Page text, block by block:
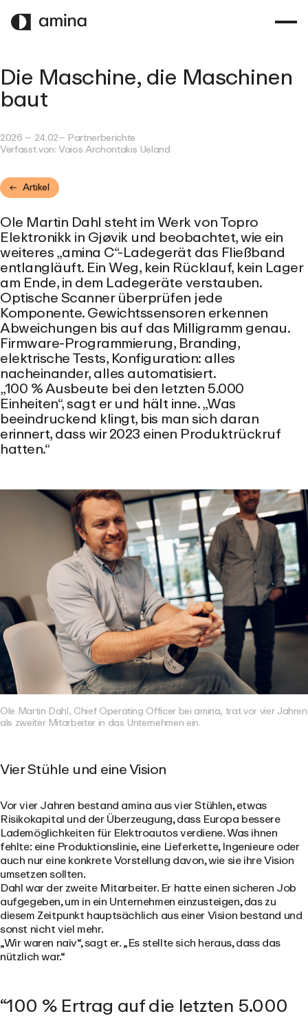
HAUPTINHALT
SPRINGEN
Die Maschine, die Maschinen
baut
2026 – 24.02– Partnerberichte
Verfasst von: VaiosArchontakis Ueland
Artikel
Ole Martin Dahl steht im Werk von Topro
Elektronikk in Gjøvik und beobachtet, wie ein
weiteres „amina C“-Ladegerät das Fließband
entlangläuft. Ein Weg, kein Rücklauf, kein Lager
am Ende, in dem Ladegeräte verstauben.
Optische Scanner überprüfen jede
Komponente. Gewichtssensoren erkennen
Abweichungen bis auf das Milligramm genau.
Firmware-Programmierung, Branding,
elektrische Tests, Konfiguration: alles
nacheinander, alles automatisiert.
„100 % Ausbeute bei den letzten 5.000
Einheiten“, sagt er und hält inne. „Was
beeindruckend klingt, bis man sich daran
erinnert, dass wir 2023 einen Produktrückruf
hatten.“
Ole Martin Dahl, Chief Operating Officer bei amina, trat vor vier Jahren
als zweiter Mitarbeiter in das Unternehmen ein.
Vier Stühle und eine Vision
Vor vier Jahren bestand amina aus vier Stühlen, etwas
Risikokapital und der Überzeugung, dass Europa bessere
Lademöglichkeiten für Elektroautos verdiene. Was ihnen
fehlte: eine Produktionslinie, eine Lieferkette, Ingenieure oder
auch nur eine konkrete Vorstellung davon, wie sie ihre Vision
umsetzen sollten.
Dahl war der zweite Mitarbeiter. Er hatte einen sicheren Job
aufgegeben, um in ein Unternehmen einzusteigen, das zu
diesem Zeitpunkt hauptsächlich aus einer Vision bestand und
sonst nicht viel mehr.
„Wir waren naiv“, sagt er. „Es stellte sich heraus, dass das
nützlich war.“
100 % Ertrag auf die letzten 5.000